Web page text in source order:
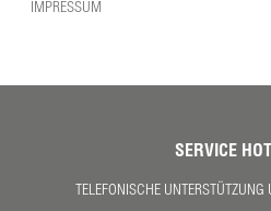
IMPRESSUM
SERVICE
TELEFONISCHE UNTERSTÜTZUNG